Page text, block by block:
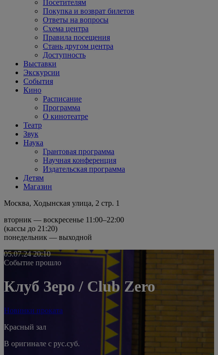
Посетителям
Покупка и возврат билетов
Ответы на вопросы
Схема центра
Правила посещения
Стань другом центра
Доступность
Выставки
Экскурсии
События
Кино
Расписание
Программа
О кинотеатре
Театр
Звук
Наука
Грантовая программа
Научная конференция
Издательская программа
Детям
Магазин
Москва, Ходынская улица, 2 стр. 1
вторник — воскресенье 11:00–22:00
(кассы до 21:20)
понедельник — выходной
05.07.24 20:10
Событие прошло
Клуб Зеро / Club Zero
Новинки проката
Красный зал
В оригинале с рус.суб.